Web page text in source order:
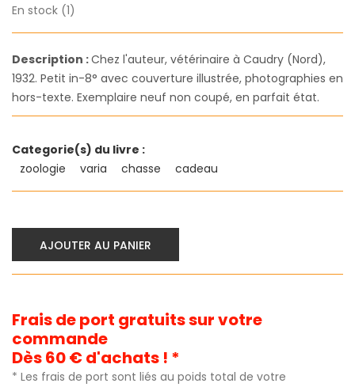
En stock (1)
Description :Chez l'auteur, vétérinaire à Caudry (Nord),
1932. Petit in-8° avec couverture illustrée, photographies en
hors-texte. Exemplaire neuf non coupé, en parfait état.
Categorie(s) du livre :
zoologie
varia chasse cadeau
AJOUTER AU PANIER
Frais de port gratuits sur votre
commande
Dès 60 € d'achats ! *
* Les frais de port sont liés au poids total de votre